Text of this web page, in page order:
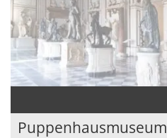
Puppenhausmuseum